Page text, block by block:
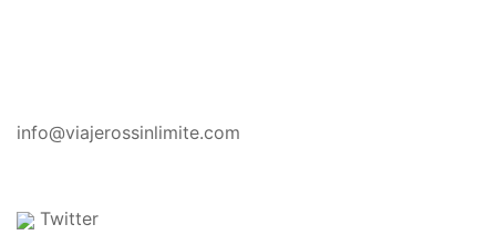
info@viajerossinlimite.com
Twitter